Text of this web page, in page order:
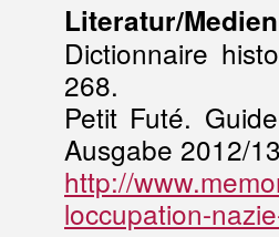
Literatur/Medien
Dictionnaire
268.
Petit Futé.
Ausgabe 2012/
http://
loccupation-